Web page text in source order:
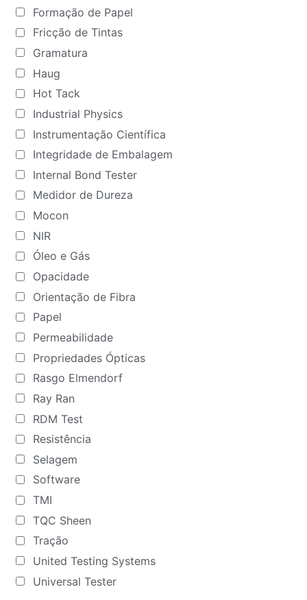
Formação de Papel
Fricção de Tintas
Gramatura
Haug
Hot Tack
Industrial Physics
Instrumentação Científica
Integridade de Embalagem
Internal Bond Tester
Medidor de Dureza
Mocon
NIR
Óleo e Gás
Opacidade
Orientação de Fibra
Papel
Permeabilidade
Propriedades Ópticas
Rasgo Elmendorf
Ray Ran
RDM Test
Resistência
Selagem
Software
TMI
TQC Sheen
Tração
United Testing Systems
Universal Tester